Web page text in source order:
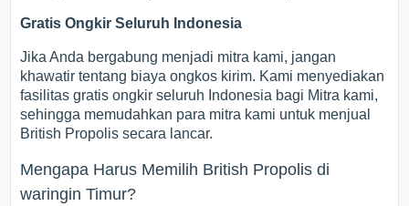
Gratis Ongkir Seluruh Indonesia
Jika Anda bergabung menjadi mitra kami, jangan
khawatir tentang biaya ongkos kirim. Kami menyediakan
fasilitas gratis ongkir seluruh Indonesia bagi Mitra kami,
sehingga memudahkan para mitra kami untuk menjual
British Propolis secara lancar.
Mengapa Harus Memilih British Propolis di
waringin Timur?